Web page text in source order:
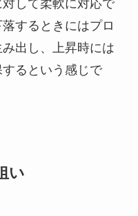
して柔軟に対応で
するときにはプロ
出し、上昇時には
るという感じで
い